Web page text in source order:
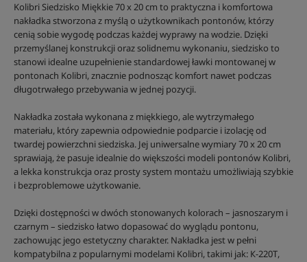
Kolibri Siedzisko Miękkie 70 x 20 cm to praktyczna i komfortowa
nakładka stworzona z myślą o użytkownikach pontonów, którzy
cenią sobie wygodę podczas każdej wyprawy na wodzie. Dzięki
przemyślanej konstrukcji oraz solidnemu wykonaniu, siedzisko to
stanowi idealne uzupełnienie standardowej ławki montowanej w
pontonach Kolibri, znacznie podnosząc komfort nawet podczas
długotrwałego przebywania w jednej pozycji.
Nakładka została wykonana z miękkiego, ale wytrzymałego
materiału, który zapewnia odpowiednie podparcie i izolację od
twardej powierzchni siedziska. Jej uniwersalne wymiary 70 x 20 cm
sprawiają, że pasuje idealnie do większości modeli pontonów Kolibri,
a lekka konstrukcja oraz prosty system montażu umożliwiają szybkie
i bezproblemowe użytkowanie.
Dzięki dostępności w dwóch stonowanych kolorach – jasnoszarym i
czarnym – siedzisko łatwo dopasować do wyglądu pontonu,
zachowując jego estetyczny charakter. Nakładka jest w pełni
kompatybilna z popularnymi modelami Kolibri, takimi jak: К-220Т,